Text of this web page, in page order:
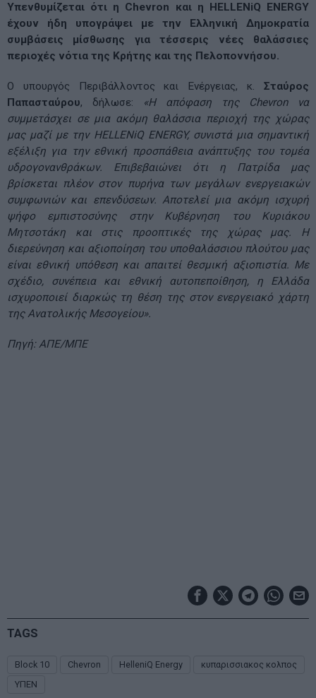
Υπενθυμίζεται ότι η Chevron και η HELLENiQ ENERGY
έχουν ήδη υπογράψει με την Ελληνική Δημοκρατία
συμβάσεις μίσθωσης για τέσσερις νέες θαλάσσιες
περιοχές νότια της Κρήτης και της Πελοποννήσου.
Ο υπουργός Περιβάλλοντος και Ενέργειας, κ. Σταύρος
Παπασταύρου, δήλωσε:
«Η απόφαση της Chevron να
συμμετάσχει σε μια ακόμη θαλάσσια περιοχή της χώρας
μας μαζί με την HELLENiQ ENERGY, συνιστά μια σημαντική
εξέλιξη για την εθνική προσπάθεια ανάπτυξης του τομέα
υδρογονανθράκων. Επιβεβαιώνει ότι η Πατρίδα μας
βρίσκεται πλέον στον πυρήνα των μεγάλων ενεργειακών
συμφωνιών και επενδύσεων. Αποτελεί μια ακόμη ισχυρή
ψήφο εμπιστοσύνης στην Κυβέρνηση του Κυριάκου
Μητσοτάκη και στις προοπτικές της χώρας μας. Η
διερεύνηση και αξιοποίηση του υποθαλάσσιου πλούτου μας
είναι εθνική υπόθεση και απαιτεί θεσμική αξιοπιστία. Με
σχέδιο, συνέπεια και εθνική αυτοπεποίθηση, η Ελλάδα
ισχυροποιεί διαρκώς τη θέση της στον ενεργειακό χάρτη
της Ανατολικής Μεσογείου».
Πηγή: ΑΠΕ/ΜΠΕ
TAGS
Block 10 Chevron HelleniQ Energy
κυπαρισσιακος κολπος
ΥΠΕΝ